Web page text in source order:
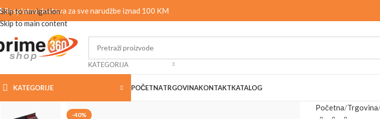
Skip to navigation
Skip to main content
Besplatna dostava za sve narudžbe iznad 100 KM
KATEGORIJA
KATEGORIJE POČETNATRGOVINAKONTAKTKATALOG
-40%
Početna Trgovina